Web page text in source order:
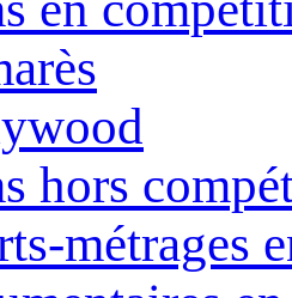
hors
métrages